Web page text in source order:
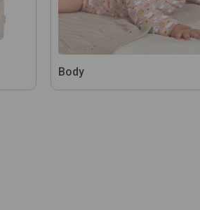
Body